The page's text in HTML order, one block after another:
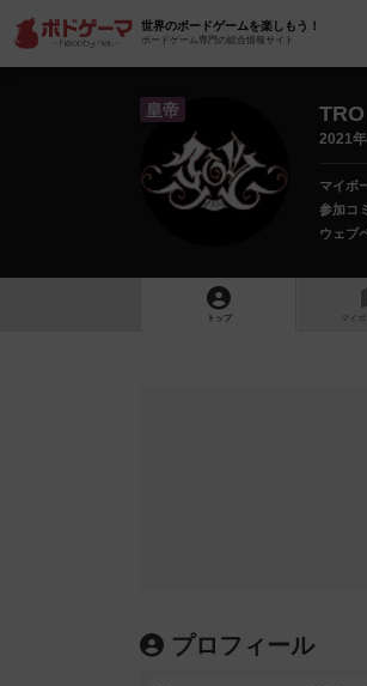
世界のボードゲームを楽しもう！
ボードゲーム専門の総合情報サイト
皇帝 TRO
2021
マイボ
参加コ
ウェブ
トップ マイ
プロフィール